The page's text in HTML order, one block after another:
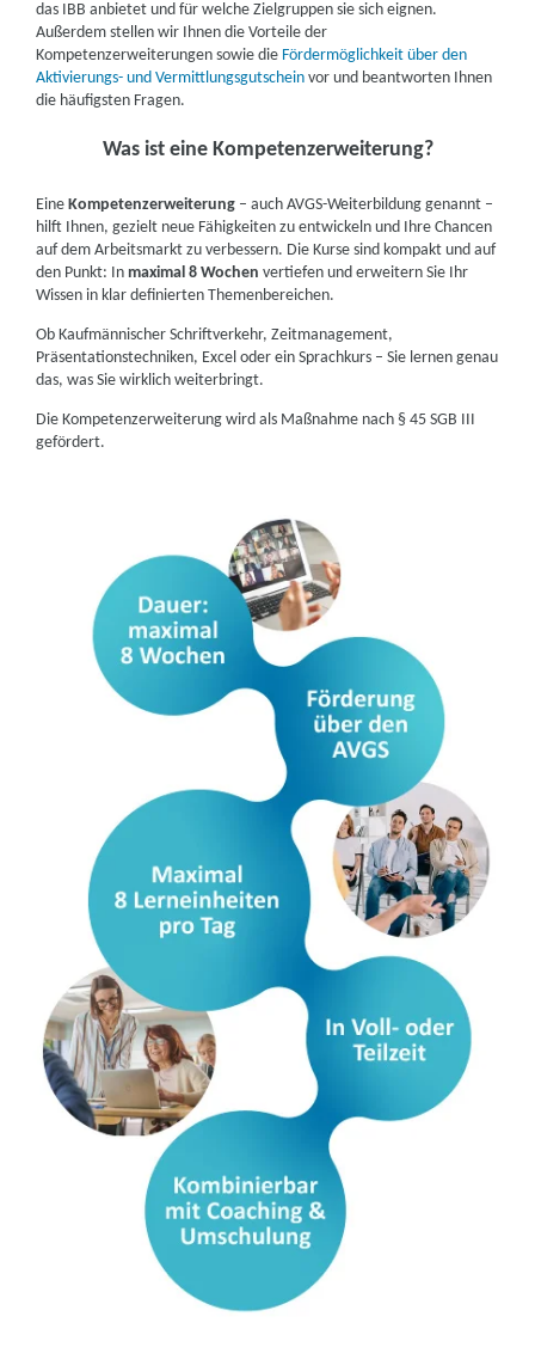
7. Was sind die Vorteile von Kompetenzerweiterungen?
8. Welche AVGS-Weiterbildungen kann ich beim IBB machen?
11. Kontakt
das IBB anbietet und für welche Zielgruppen sie sich eignen.
Außerdem stellen wir Ihnen die Vorteile der
Kompetenzerweiterungen sowie die Fördermöglichkeit über den
Aktivierungs- und Vermittlungsgutschein vor und beantworten Ihnen
die häufigsten Fragen.
Was ist eine Kompetenzerweiterung?
Eine Kompetenzerweiterung – auch AVGS-Weiterbildung genannt –
hilft Ihnen, gezielt neue Fähigkeiten zu entwickeln und Ihre Chancen
auf dem Arbeitsmarkt zu verbessern. Die Kurse sind kompakt und auf
den Punkt: In maximal 8 Wochen vertiefen und erweitern Sie Ihr
Wissen in klar definierten Themenbereichen.
Ob Kaufmännischer Schriftverkehr, Zeitmanagement,
Präsentationstechniken, Excel oder ein Sprachkurs – Sie lernen genau
das, was Sie wirklich weiterbringt.
Die Kompetenzerweiterung wird als Maßnahme nach § 45 SGB III
gefördert.